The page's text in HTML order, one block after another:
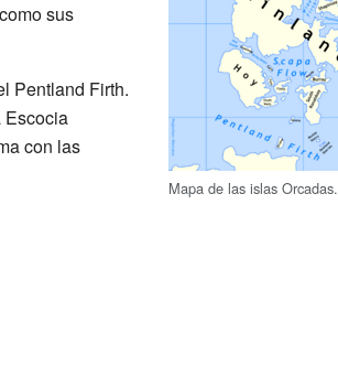
Mapa de las islas Orcadas.
sus
Pentland Firth.
Escocia
con las